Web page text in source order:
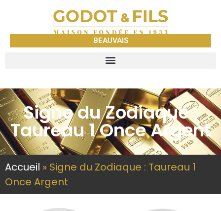
BEAUVAIS
Signe du Zodiaque :
Taureau 1 Once Argent
Accueil » Signe du Zodiaque : Taureau 1
Once Argent